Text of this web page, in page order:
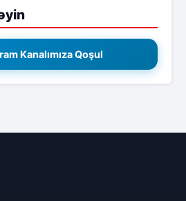
Kanalımıza Qoşul